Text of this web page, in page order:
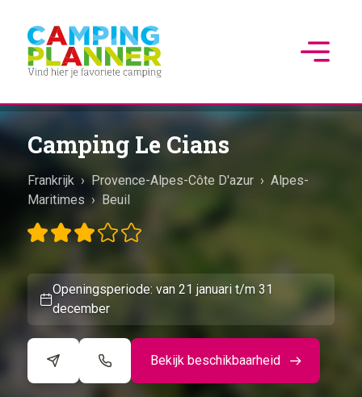
Camping Le Cians
Frankrijk › Provence-Alpes-Côte D'azur › Alpes-
Maritimes › Beuil
Openingsperiode: van 21 januari t/m 31
december
Bekijk beschikbaarheid